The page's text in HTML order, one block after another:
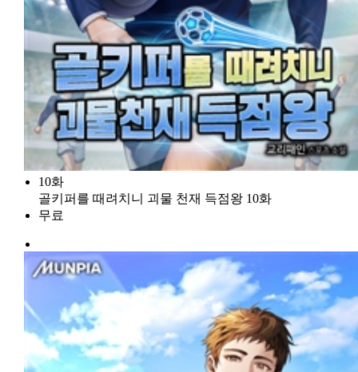
10화
골키퍼를 때려치니 괴물 천재 득점왕 10화
무료